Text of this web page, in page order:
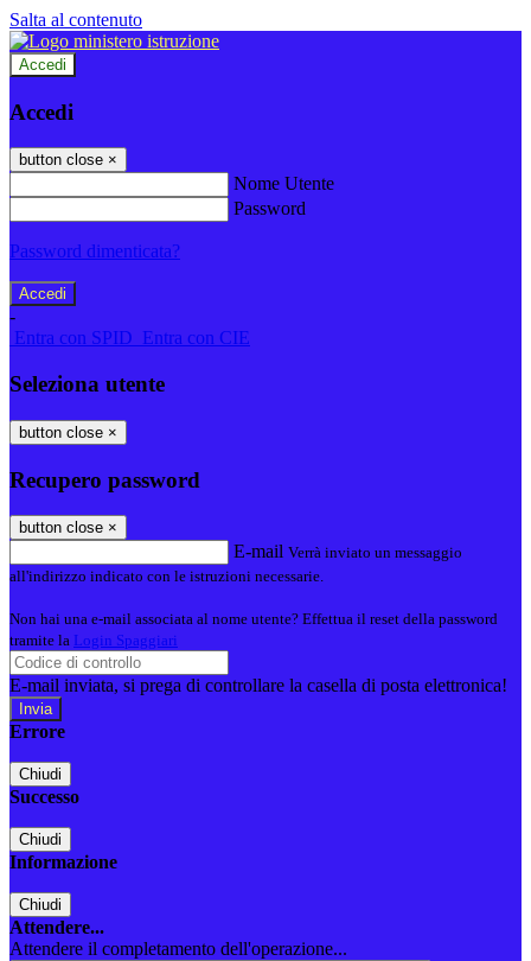
Salta al contenuto
Accedi
Accedi
button close ×
Nome Utente
Password
Password dimenticata?
-
Entra con SPID Entra con CIE
Seleziona utente
button close ×
Recupero password
button close ×
E-mail Verrà inviato un messaggio
all'indirizzo indicato con le istruzioni necessarie.
Non hai una e-mail associata al nome utente? Effettua il reset della password
tramite la Login Spaggiari
E-mail inviata, si prega di controllare la casella di posta elettronica!
Errore
Chiudi
Successo
Chiudi
Informazione
Chiudi
Attendere...
Attendere il completamento dell'operazione...